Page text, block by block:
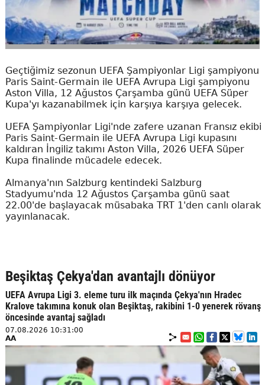
Geçtiğimiz sezonun UEFA Şampiyonlar Ligi şampiyonu
Paris Saint-Germain ile UEFA Avrupa Ligi şampiyonu
Aston Villa, 12 Ağustos Çarşamba günü UEFA Süper
Kupa'yı kazanabilmek için karşıya karşıya gelecek.
UEFA Şampiyonlar Ligi'nde zafere uzanan Fransız ekibi
Paris Saint-Germain ile UEFA Avrupa Ligi kupasını
kaldıran İngiliz takımı Aston Villa, 2026 UEFA Süper
Kupa finalinde mücadele edecek.
Almanya'nın Salzburg kentindeki Salzburg
Stadyumu'nda 12 Ağustos Çarşamba günü saat
22.00'de başlayacak müsabaka TRT 1'den canlı olarak
yayınlanacak.
Beşiktaş Çekya'dan avantajlı dönüyor
UEFA Avrupa Ligi 3. eleme turu ilk maçında Çekya'nın Hradec
Kralove takımına konuk olan Beşiktaş, rakibini 1-0 yenerek rövanş
öncesinde avantaj sağladı
07.08.2026 10:31:00
AA